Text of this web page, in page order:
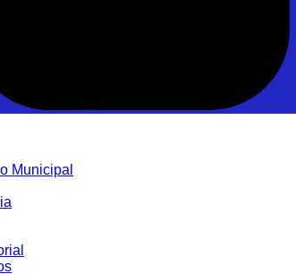
Municipal